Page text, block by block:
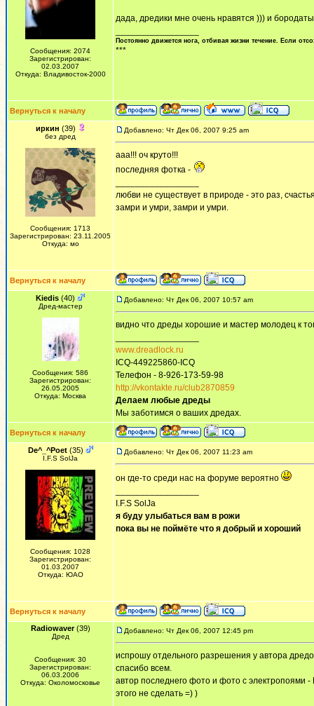
Сообщения: 2074
Зарегистрирован:
02.03.2007
Откуда: Владивосток-2000
дада, дредики мне очень нравятся ))) и
Постоянно движется нога, отбивая жизни течение. Если
***
Вернуться к началу
иркин (39)
без дред
Сообщения: 1713
Зарегистрирован: 23.11.2005
Откуда: мо
Добавлено: Чт Дек 06, 2007 9:25 am
ааа!!! оч круто!!!
последняя фотка -
любви не существует в природе - это раз,
замри и умри, замри и умри.
Вернуться к началу
Kiedis (40)
Дред-мастер
Сообщения: 586
Зарегистрирован:
26.05.2005
Откуда: Москва
Добавлено: Чт Дек 06, 2007 10:57 am
видно что дреды хорошие и мастер молодец к
www.dreadlock.ru
ICQ-449225860-ICQ
Телефон - 8-926-173-59-98
http://vkontakte.ru/club2870859
Делаем любые дреды
Мы заботимся о ваших дредах.
Вернуться к началу
De^_^Poet(35)
I.F.S SolJa
Сообщения: 1028
Зарегистрирован:
01.03.2007
Откуда: ЮАО
Добавлено: Чт Дек 06, 2007 11:23 am
он где-то среди нас на форуме вероятно
I.F.S SolJa
я буду улыбаться вам в рожи
пока вы не поймёте что я добрый и хороший
Вернуться к началу
Radiowaver(39)
Дред
Сообщения: 30
Зарегистрирован:
06.03.2006
Откуда: Околомосковье
Добавлено: Чт Дек 06, 2007 12:45 pm
испрошу отдельного разрешения у автора
спасибо всем.
автор последнего фото и фото с электропоями
этого не сделать =) )